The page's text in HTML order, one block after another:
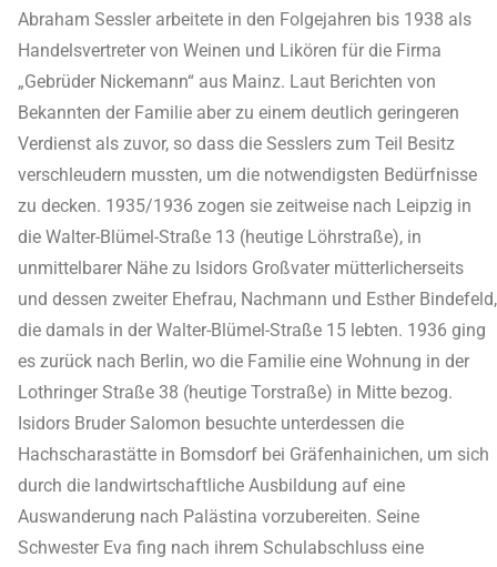
Abraham Sessler arbeitete in den Folgejahren bis 1938 als
Handelsvertreter von Weinen und Likören für die Firma
„Gebrüder Nickemann“ aus Mainz. Laut Berichten von
Bekannten der Familie aber zu einem deutlich geringeren
Verdienst als zuvor, so dass die Sesslers zum Teil Besitz
verschleudern mussten, um die notwendigsten Bedürfnisse
zu decken. 1935/1936 zogen sie zeitweise nach Leipzig in
die Walter-Blümel-Straße 13 (heutige Löhrstraße), in
unmittelbarer Nähe zu Isidors Großvater mütterlicherseits
und dessen zweiter Ehefrau, Nachmann und Esther Bindefeld,
die damals in der Walter-Blümel-Straße 15 lebten. 1936 ging
es zurück nach Berlin, wo die Familie eine Wohnung in der
Lothringer Straße 38 (heutige Torstraße) in Mitte bezog.
Isidors Bruder Salomon besuchte unterdessen die
Hachscharastätte in Bomsdorf bei Gräfenhainichen, um sich
durch die landwirtschaftliche Ausbildung auf eine
Auswanderung nach Palästina vorzubereiten. Seine
Schwester Eva fing nach ihrem Schulabschluss eine